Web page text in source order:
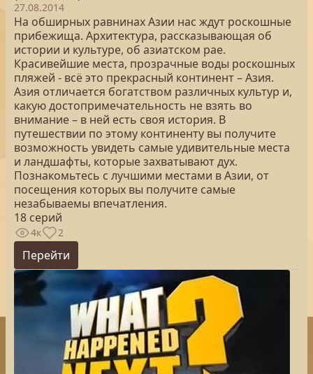
27.08.2014
На обширных равнинах Азии нас ждут роскошные
прибежища. Архитектура, рассказывающая об
истории и культуре, об азиатском рае.
Красивейшие места, прозрачные воды роскошных
пляжей - всё это прекрасный континент – Азия.
Азия отличается богатством различных культур и,
какую достопримечательность не взять во
внимание – в ней есть своя история. В
путешествии по этому континенту вы получите
возможность увидеть самые удивительные места
и ландшафты, которые захватывают дух.
Познакомьтесь с лучшими местами в Азии, от
посещения которых вы получите самые
незабываемы впечатления.
18 серий
4к 2
Перейти